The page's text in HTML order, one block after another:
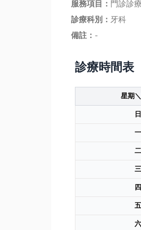
服務項目： 門診診療
診療科別： 牙科
備註： -
診療時間表
星期
日
一
二
三
四
五
六